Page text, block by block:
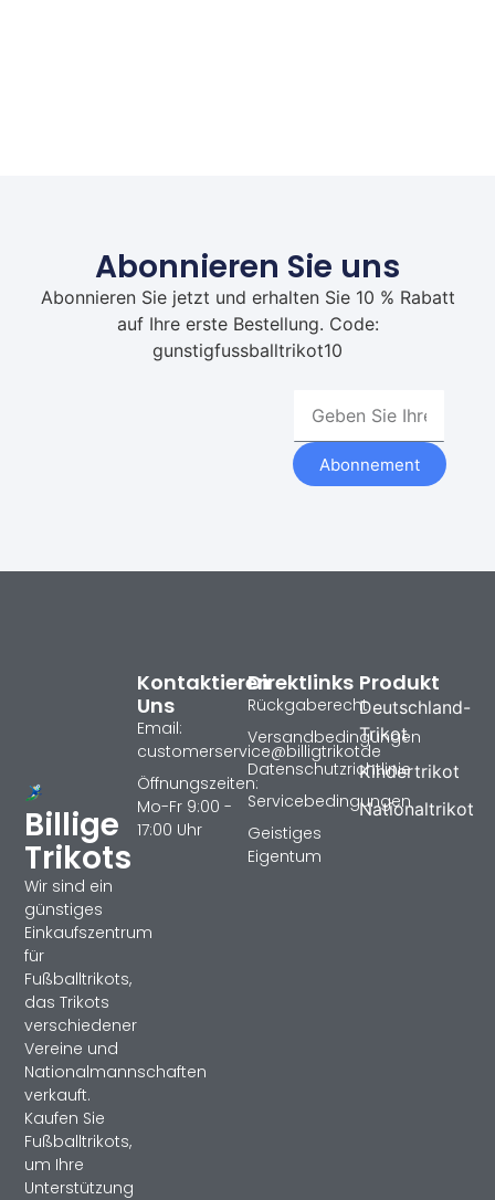
Abonnieren Sie uns
Abonnieren Sie jetzt und erhalten Sie 10 % Rabatt
auf Ihre erste Bestellung. Code:
gunstigfussballtrikot10
Abonnement
Billige
Trikots
Wir sind ein
günstiges
Einkaufszentrum
für
Fußballtrikots,
das Trikots
verschiedener
Vereine und
Nationalmannschaften
verkauft.
Kaufen Sie
Fußballtrikots,
um Ihre
Unterstützung
Produkt
Deutschland-
Trikot
Kindertrikot
Nationaltrikot
Direktlinks
Rückgaberecht
Versandbedingungen
Datenschutzrichtlinie
Servicebedingungen
Geistiges
Eigentum
Kontaktieren
Uns
Email:
customerservice@billigtrikotde
Öffnungszeiten:
Mo-Fr 9:00 -
17:00 Uhr